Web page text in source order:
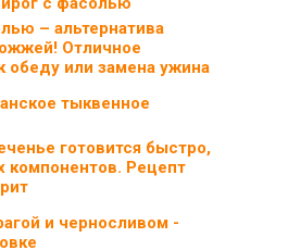
– альтернатива
Отличное
обеду или замена ужина
готовится быстро,
компонентов. Рецепт